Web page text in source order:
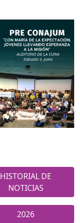
HISTORIAL DE
NOTICIAS
2026